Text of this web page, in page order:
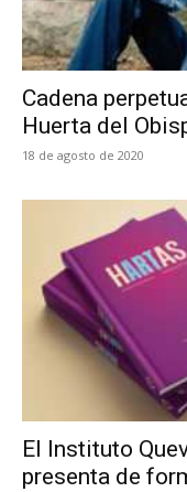
Cadena
Huerta del
18 de agosto de 2020
El Instituto
presenta de